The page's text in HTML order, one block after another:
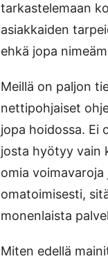
tarkastelemaan
asiakkaiden
ehkä jopa
Meillä on paljon
nettipohjaiset
jopa hoidossa. Ei
josta hyötyy vain
omia
omatoimisesti,
monenlaista
Miten edellä